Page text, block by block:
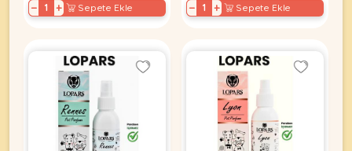
− + Sepete Ekle − + Sepete Ekle